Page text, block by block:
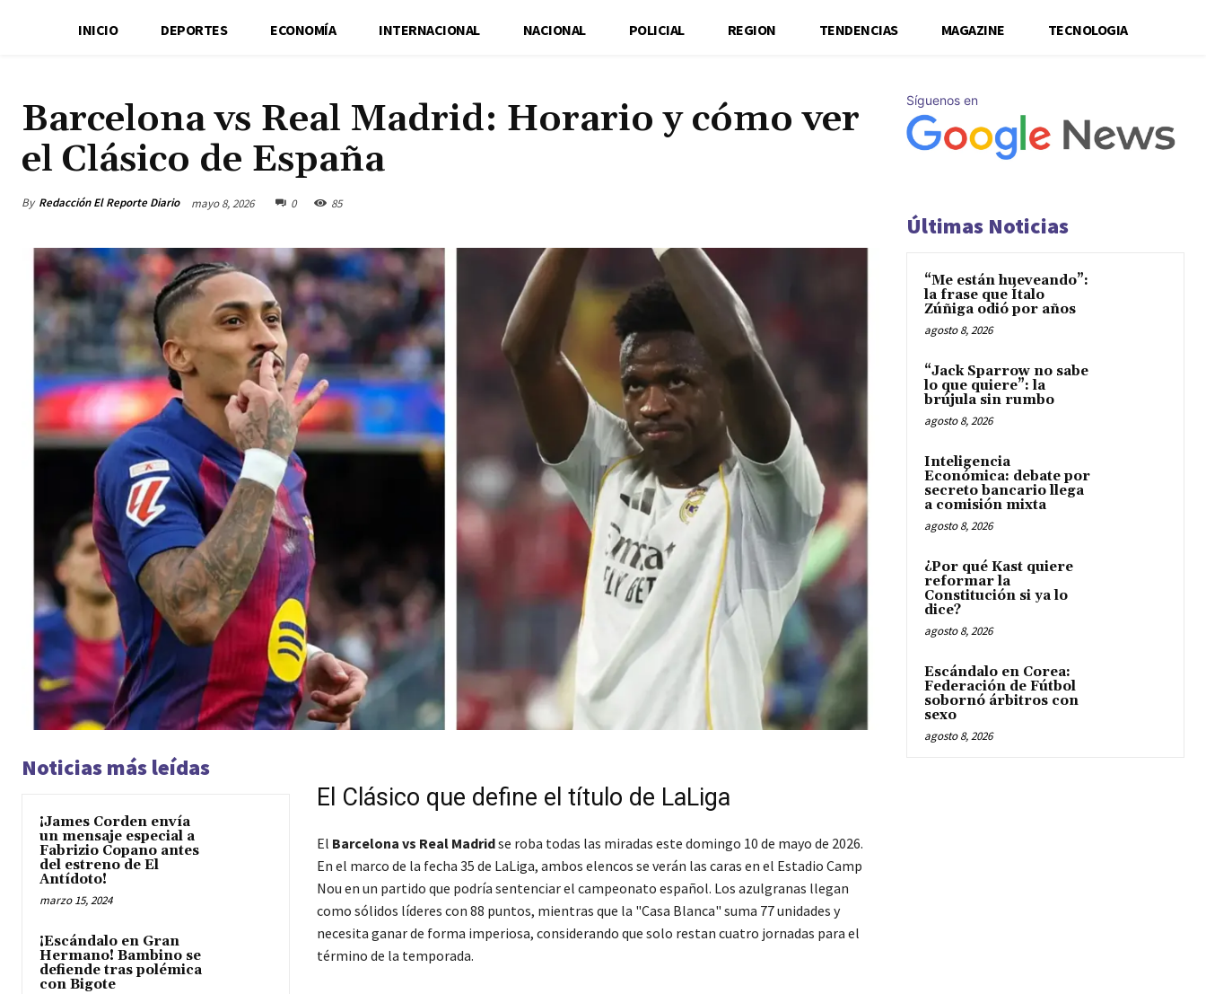
INICIO DEPORTES ECONOMÍA INTERNACIONAL NACIONAL POLICIAL REGION TENDENCIAS MAGAZINE TECNOLOGIA
Barcelona vs Real Madrid: Horario y cómo ver
el Clásico de España
By Redacción El Reporte Diario mayo 8, 2026 0 85
Noticias más leídas
¡James Corden envía
un mensaje especial a
Fabrizio Copano antes
del estreno de El
Antídoto!
marzo 15, 2024
¡Escándalo en Gran
Hermano! Bambino se
defiende tras polémica
con Bigote
El Clásico que define el título de LaLiga
El Barcelona vs Real Madridse roba todas las miradas este domingo 10 de mayo de 2026.
En el marco de la fecha 35 de LaLiga, ambos elencos se verán las caras en el Estadio Camp
Nou en un partido que podría sentenciar el campeonato español. Los azulgranas llegan
como sólidos líderes con 88 puntos, mientras que la "Casa Blanca" suma 77 unidades y
necesita ganar de forma imperiosa, considerando que solo restan cuatro jornadas para el
término de la temporada.
Síguenos en
Últimas Noticias
“Me están hueveando”:
la frase que Ítalo
Zúñiga odió por años
agosto 8, 2026
“Jack Sparrow no sabe
lo que quiere”: la
brújula sin rumbo
agosto 8, 2026
Inteligencia
Económica: debate por
secreto bancario llega
a comisión mixta
agosto 8, 2026
¿Por qué Kast quiere
reformar la
Constitución si ya lo
dice?
agosto 8, 2026
Escándalo en Corea:
Federación de Fútbol
sobornó árbitros con
sexo
agosto 8, 2026